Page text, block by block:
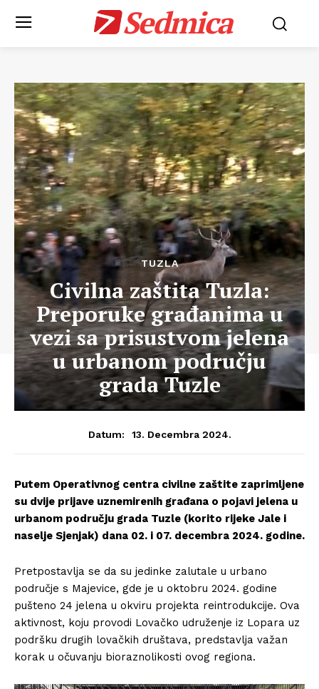
Sedmica
TUZLA
Civilna zaštita Tuzla:
Preporuke građanima u
vezi sa prisustvom jelena
u urbanom području
grada Tuzle
Datum: 13. Decembra 2024.
Putem Operativnog centra civilne zaštite zaprimljene
su dvije prijave uznemirenih građana o pojavi jelena u
urbanom području grada Tuzle (korito rijeke Jale i
naselje Sjenjak) dana 02. i 07. decembra 2024. godine.
Pretpostavlja se da su jedinke zalutale u urbano
područje s Majevice, gde je u oktobru 2024. godine
pušteno 24 jelena u okviru projekta reintrodukcije. Ova
aktivnost, koju provodi Lovačko udruženje iz Lopara uz
podršku drugih lovačkih društava, predstavlja važan
korak u očuvanju bioraznolikosti ovog regiona.